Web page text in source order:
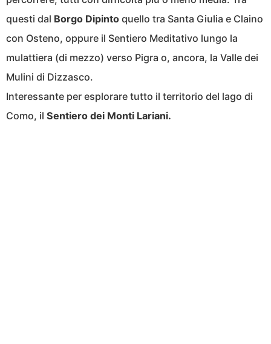
questi dal Borgo Dipinto quello tra Santa Giulia e Claino
con Osteno, oppure il Sentiero Meditativo lungo la
mulattiera (di mezzo) verso Pigra o, ancora, la Valle dei
Mulini di Dizzasco.
Interessante per esplorare tutto il territorio del lago di
Como, il Sentiero dei Monti Lariani.